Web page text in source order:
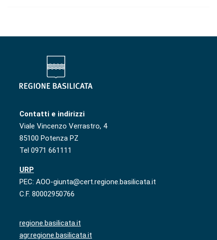
Contatti e indirizzi
Viale Vincenzo Verrastro, 4
85100 Potenza PZ
Tel 0971 661111
URP
PEC: AOO-giunta@cert.regione.basilicata.it
C.F. 80002950766
regione.basilicata.it
agr.regione.basilicata.it